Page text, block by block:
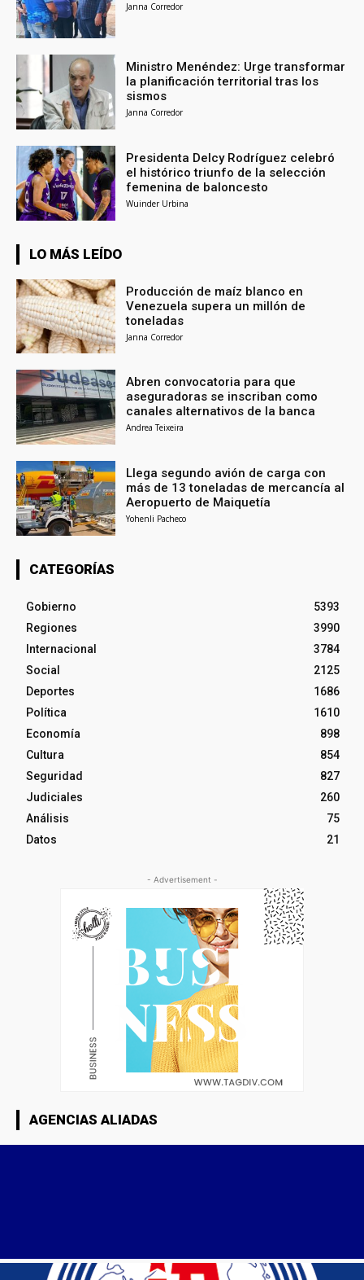
Janna Corredor
Ministro Menéndez: Urge transformar
la planificación territorial tras los
sismos
Janna Corredor
Presidenta Delcy Rodríguez celebró
el histórico triunfo de la selección
femenina de baloncesto
Wuinder Urbina
LO MÁS LEÍDO
Producción de maíz blanco en
Venezuela supera un millón de
toneladas
Janna Corredor
Abren convocatoria para que
aseguradoras se inscriban como
canales alternativos de la banca
Andrea Teixeira
Llega segundo avión de carga con
más de 13 toneladas de mercancía al
Aeropuerto de Maiquetía
Yohenli Pacheco
CATEGORÍAS
Gobierno
5393
Regiones
3990
Internacional
3784
Social
2125
Deportes
1686
Política
1610
Economía
898
Cultura
854
Seguridad
827
Judiciales
260
Análisis
75
Datos
21
- Advertisement -
AGENCIAS ALIADAS